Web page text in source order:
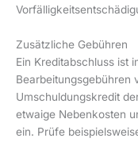
Zusätzliche Gebühren
Ein Kreditabschluss ist
Bearbeitungsgebühren
Umschuldungskredit
etwaige Nebenkosten
ein. Prüfe